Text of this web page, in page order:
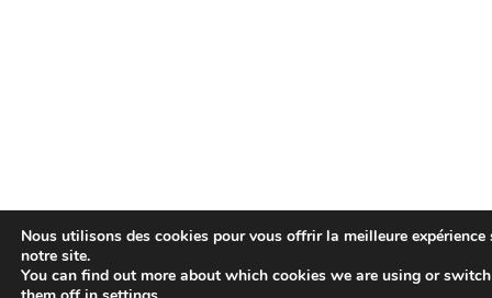
Nous utilisons des cookies pour vous offrir la meilleure expérience
notre site.
You can find out more about which cookies we are using or switch